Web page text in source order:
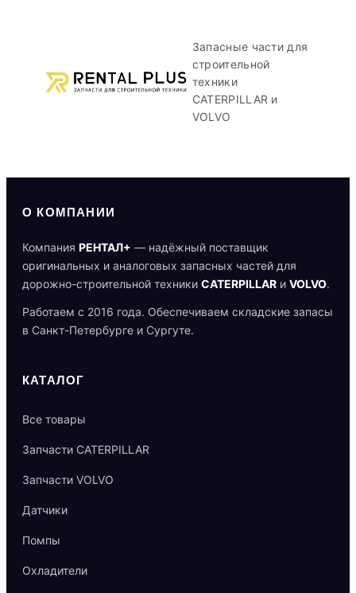
Запасные части для
строительной
техники
CATERPILLAR и
VOLVO
О КОМПАНИИ
Компания РЕНТАЛ+ — надёжный поставщик
оригинальных и аналоговых запасных частей для
дорожно-строительной техники CATERPILLAR и VOLVO.
Работаем с 2016 года. Обеспечиваем складские запасы
в Санкт-Петербурге и Сургуте.
КАТАЛОГ
Все товары
Запчасти CATERPILLAR
Запчасти VOLVO
Датчики
Помпы
Охладители